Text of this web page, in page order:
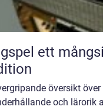
instrument med stark
översikt
och lärorik